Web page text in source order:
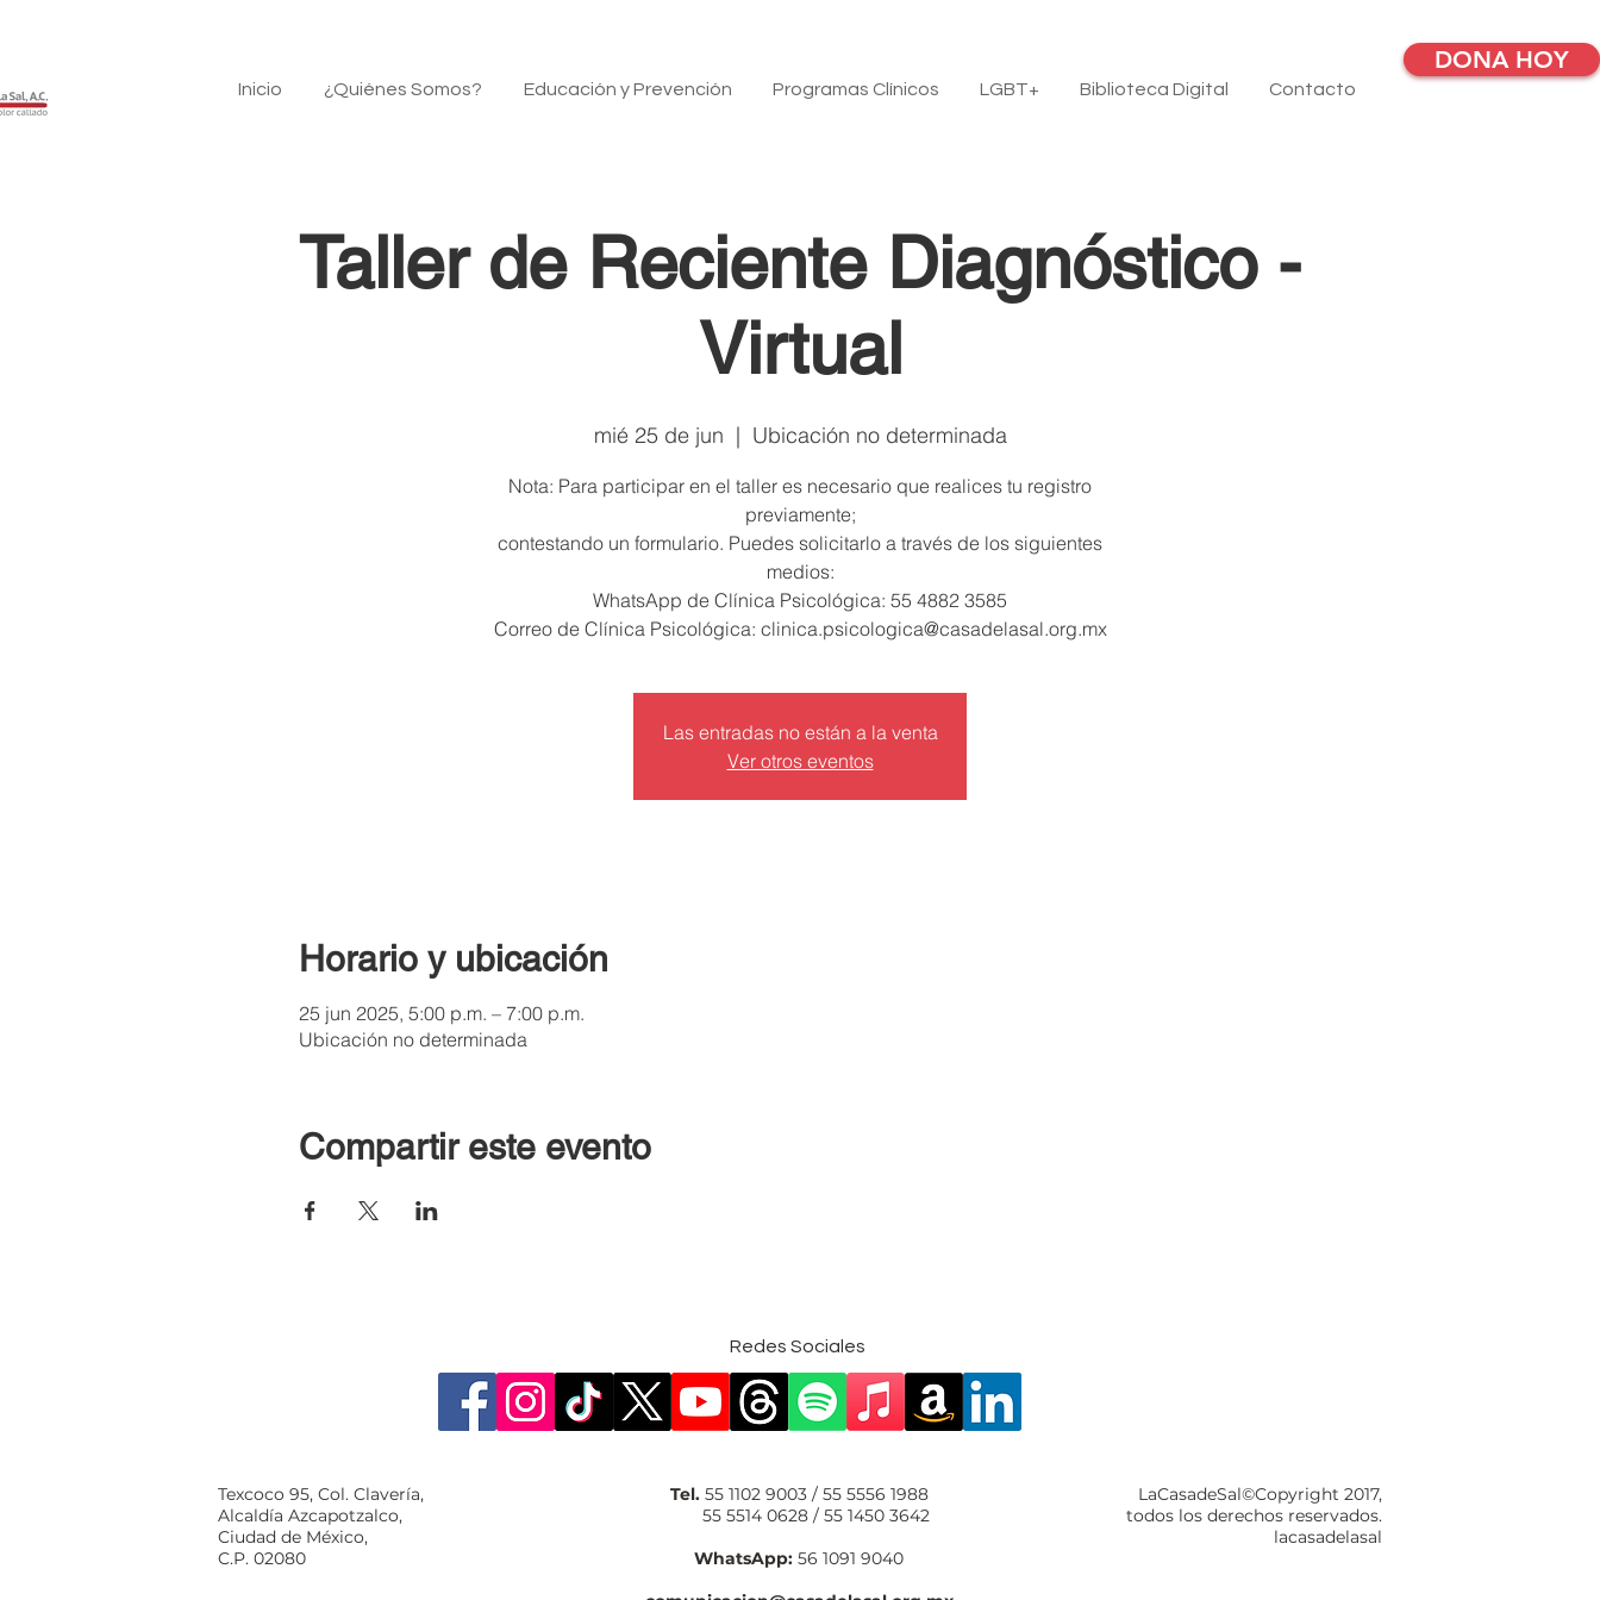
Inicio ¿Quiénes Somos? Educación y Prevención Programas Clínicos LGBT+ Biblioteca Digital Contacto
DONA HOY
Taller de Reciente Diagnóstico -
Virtual
mié 25 de jun
  |
Ubicación no determinada
Nota: Para participar en el taller es necesario que realices tu registro
previamente;
contestando un formulario. Puedes solicitarlo a través de los siguientes
medios:
WhatsApp de Clínica Psicológica: 55 4882 3585
Correo de Clínica Psicológica: clinica.psicologica@casadelasal.org.mx
Las entradas no están a la venta
Ver otros eventos
Horario y ubicación
25 jun 2025, 5:00 p.m. – 7:00 p.m.
Ubicación no determinada
Compartir este evento
Redes Sociales
Texcoco 95, Col. Clavería,
Alcaldía Azcapotzalco,
Ciudad de México,
C.P. 02080
Tel.55 1102 9003 / 55 5556 1988
55 5514 0628 / 55 1450 3642
WhatsApp: 56 1091 9040
LaCasadeSal©Copyright 2017,
todos los derechos reservados.
lacasadelasal